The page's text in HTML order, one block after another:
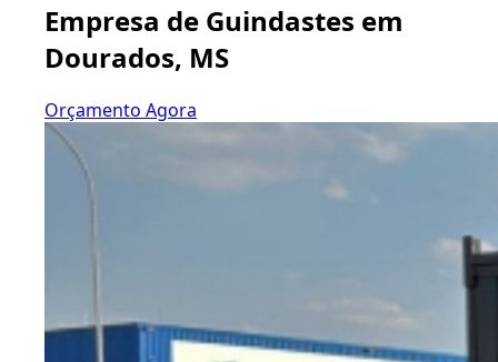
Empresa de Guindastes em
Dourados, MS
Orçamento Agora